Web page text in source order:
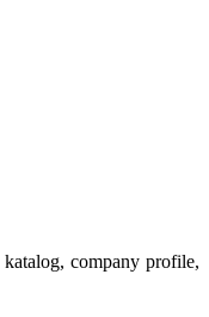
company profile,